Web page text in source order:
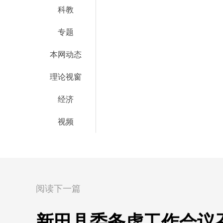
科教
专题
本网动态
理论视窗
经济
视频
阅读下一篇